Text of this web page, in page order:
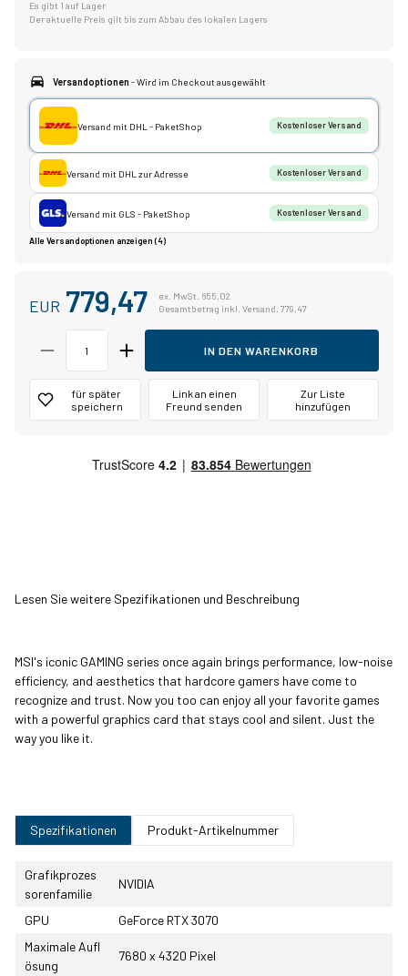
Es gibt 1 auf Lager
Der aktuelle Preis gilt bis zum Abbau des lokalen Lagers
Versandoptionen - Wird im Checkout ausgewählt
Versand mit DHL - PaketShop Kostenloser Versand
Versand mit DHL zur Adresse Kostenloser Versand
Versand mit GLS - PaketShop Kostenloser Versand
Alle Versandoptionen anzeigen (4)
EUR 779,47
ex. MwSt. 655,02
Gesamtbetrag inkl. Versand. 779,47
IN DEN WARENKORB
für später
speichern
Link an einen
Freund senden
Zur Liste
hinzufügen
Lesen Sie weitere Spezifikationen und Beschreibung
MSI's iconic GAMING series once again brings performance, low-noise
efficiency, and aesthetics that hardcore gamers have come to
recognize and trust. Now you too can enjoy all your favorite games
with a powerful graphics card that stays cool and silent. Just the
way you like it.
Spezifikationen Produkt-Artikelnummer
Grafikprozes
sorenfamilie
NVIDIA
GPU
GeForce RTX 3070
Maximale Aufl
ösung
7680 x 4320 Pixel